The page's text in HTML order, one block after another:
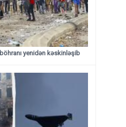
yenidən kəskinləşib